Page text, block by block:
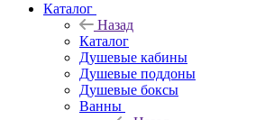
Каталог
Назад
Каталог
Душевые кабины
Душевые поддоны
Душевые боксы
Ванны